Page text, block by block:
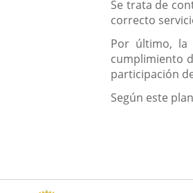
Se trata de
correcto
Por último, la
cumplimiento
participación
Según este